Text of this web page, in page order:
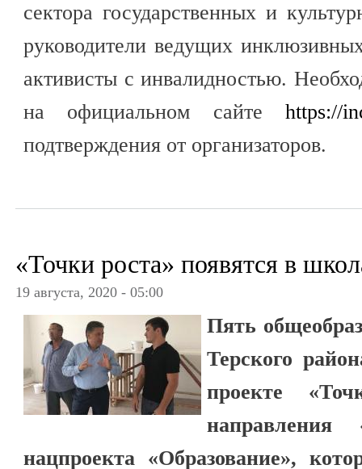
сектора государственных и
руководители ведущих
активисты с инвалидностью.
на официальном сайтеhttps://
подтверждения от организаторов.
«Точки роста» появятся в
19 августа, 2020 - 05:00
Пять
Терского
проекте
направления
нацпроекта «Образование»,